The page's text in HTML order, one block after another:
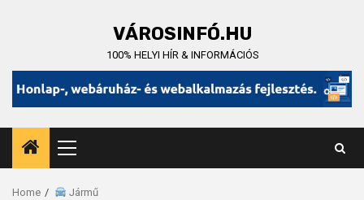
VÁROSINFÓ.HU
100% HELYI HÍR & INFORMÁCIÓS
Primary
Menu
Home Jármű